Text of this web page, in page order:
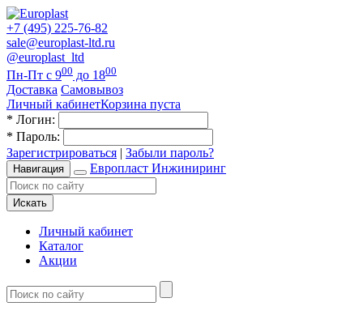
+7 (495) 225-76-82
sale@europlast-ltd.ru
@europlast_ltd
Пн-Пт с 900 до 1800
Доставка Самовывоз
Личный кабинетКорзина пуста
* Логин:
* Пароль:
Зарегистрироваться | Забыли пароль?
Навигация Европласт Инжиниринг
Искать
Личный кабинет
Каталог
Акции